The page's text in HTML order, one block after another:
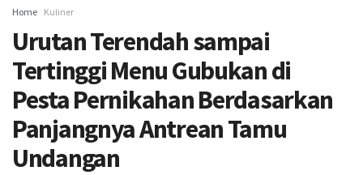
Home Kuliner
Urutan Terendah sampai
Tertinggi Menu Gubukan di
Pesta Pernikahan Berdasarkan
Panjangnya Antrean Tamu
Undangan